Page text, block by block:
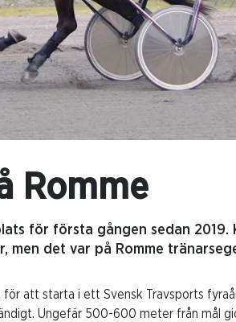
Romme
för första gången sedan 2019.
det var på Romme
att starta i ett Svensk Travsports
Ungefär 500-600 meter från mål